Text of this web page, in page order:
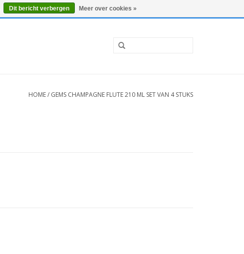
0 Artikelen - €0,00 Mijn account / Registreren
HOME/ GEMS CHAMPAGNE FLUTE 210 ML SET VAN 4 STUKS
Dit bericht verbergen Meer over cookies »